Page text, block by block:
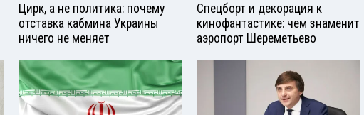
Цирк, а не политика: почему
отставка кабмина Украины
ничего не меняет
Спецборт и декорация к
кинофантастике: чем знаменит
аэропорт Шереметьево